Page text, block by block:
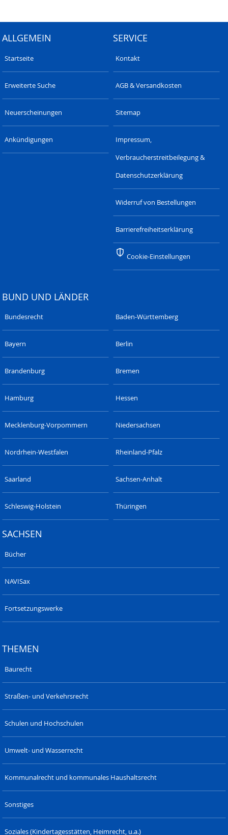
ALLGEMEIN
Startseite
Erweiterte Suche
Neuerscheinungen
Ankündigungen
SERVICE
Kontakt
AGB & Versandkosten
Sitemap
Impressum,
Verbraucherstreitbeilegung &
Datenschutzerklärung
Widerruf von Bestellungen
Barrierefreiheitserklärung
Cookie-Einstellungen
BUND UND LÄNDER
Bundesrecht Baden-Württemberg
Bayern Berlin
Brandenburg Bremen
Hamburg Hessen
Mecklenburg-Vorpommern Niedersachsen
Nordrhein-Westfalen Rheinland-Pfalz
Saarland Sachsen-Anhalt
Schleswig-Holstein Thüringen
SACHSEN
Bücher
NAVISax
Fortsetzungswerke
THEMEN
Baurecht
Straßen- und Verkehrsrecht
Schulen und Hochschulen
Umwelt- und Wasserrecht
Kommunalrecht und kommunales Haushaltsrecht
Sonstiges
Soziales (Kindertagesstätten, Heimrecht, u.a.)